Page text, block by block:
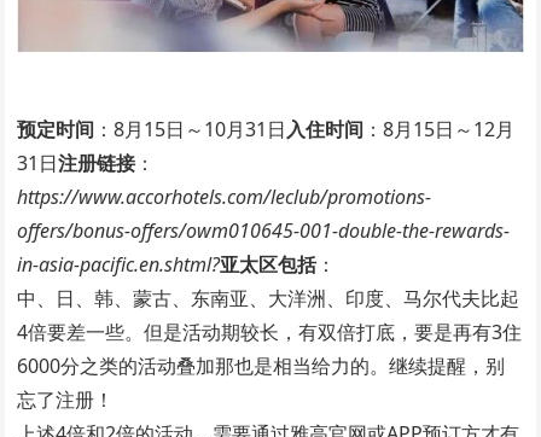
预定时间 ：8月15日～10月31日入住时间 ：8月15日～12月
31日注册链接：
https://www.accorhotels.com/leclub/promotions-
offers/bonus-offers/owm010645-001-double-the-rewards-
in-asia-pacific.en.shtml?亚太区包括：
中、日、韩、蒙古、东南亚、大洋洲、印度、马尔代夫比起
4倍要差一些。但是活动期较长，有双倍打底，要是再有3住
6000分之类的活动叠加那也是相当给力的。继续提醒，别
忘了注册！